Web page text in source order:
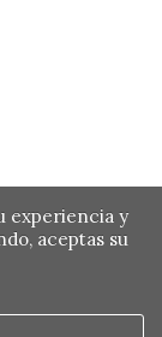
experiencia y
aceptas su